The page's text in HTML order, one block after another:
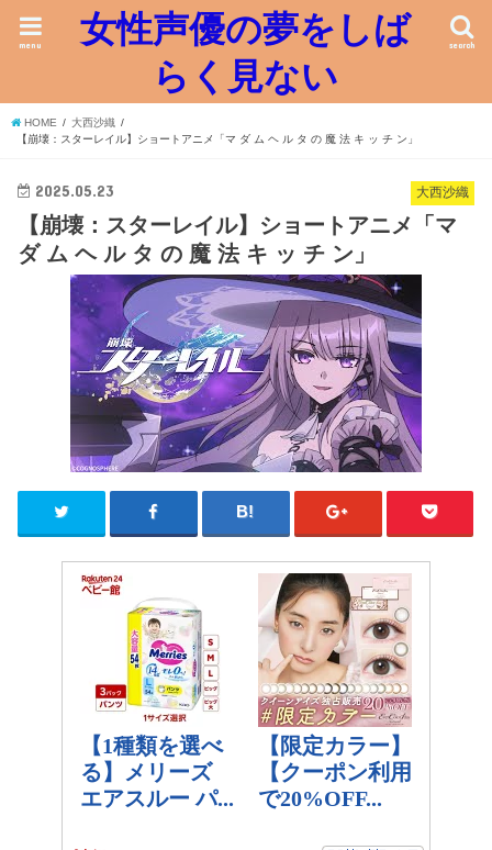
女性声優の夢をしば
らく見ない
search
menu
HOME
大西沙織
【崩壊：スターレイル】ショートアニメ「マ ダ ム ヘ ル タ の 魔 法 キ ッ チ ン」
大西沙織
2025.05.23
【崩壊：スターレイル】ショートアニメ「マ
ダ ム ヘ ル タ の 魔 法 キ ッ チ ン」